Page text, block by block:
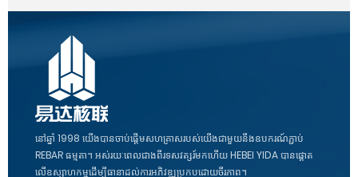
នៅឆ្នាំ 1998 យើងបានចាប់ផ្តើមសហគ្រាសរបស់យើងជាមួយនឹងឧបករណ៍ភ្ជាប់
REBAR ធម្មតា។ អស់​រយៈពេល​ជាង​ពីរ​ទសវត្សរ៍​មក​ហើយ HEBEI YIDA បាន​ផ្តោត​
លើ​ឧស្សាហកម្ម​ដើម្បី​ធានា​ដល់​ការ​អភិវឌ្ឍ​ប្រកបដោយ​ចីរភាព។